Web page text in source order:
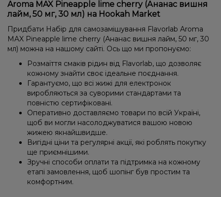
Aroma MAX Pineapple lime cherry (Ананас вишня
лайм, 50 мг, 30 мл) на Hookah Market
Придбати Набір для самозамішування Flavorlab Aroma
MAX Pineapple lime cherry (Ананас вишня лайм, 50 мг, 30
мл) можна на нашому сайті. Ось що ми пропонуємо:
Розмаїття смаків рідин від Flavorlab, що дозволяє
кожному знайти своє ідеальне поєднання.
Гарантуємо, що всі жижі для електронок
виробляються за суворими стандартами та
повністю сертифіковані.
Оперативно доставляємо товари по всій Україні,
щоб ви могли насолоджуватися вашою новою
жижею якнайшвидше.
Вигідні ціни та регулярні акції, які роблять покупку
ще приємнішими.
Зручні способи оплати та підтримка на кожному
етапі замовлення, щоб шопінг був простим та
комфортним.